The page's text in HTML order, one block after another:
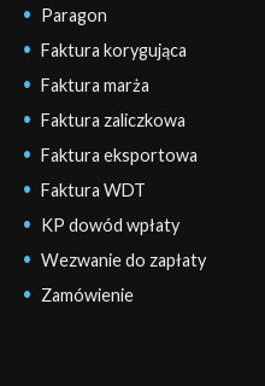
Paragon
Faktura korygująca
Faktura marża
Faktura zaliczkowa
Faktura eksportowa
Faktura WDT
KP dowód wpłaty
Wezwanie do zapłaty
Zamówienie